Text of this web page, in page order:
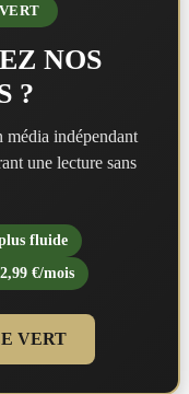
NOS
?
média indépendant
une lecture sans
fluide
€/mois
VERT